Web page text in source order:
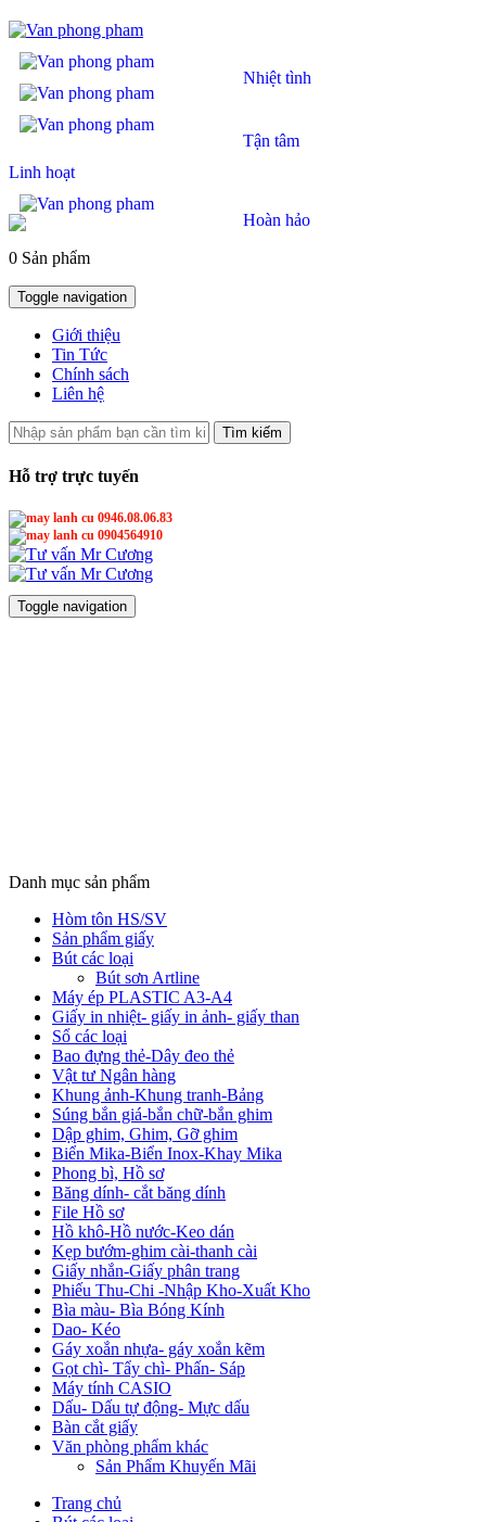
Nhiệt tình
Tận tâm
Linh hoạt
Hoàn hảo
0 Sản phẩm
Toggle navigation
Giới thiệu
Tin Tức
Chính sách
Liên hệ
Tìm kiếm
Hỗ trợ trực tuyến
0946.08.06.83
0904564910
Mr Cương
Mr Cương
Toggle navigation
Danh mục sản phẩm
Hòm tôn HS/SV
Sản phẩm giấy
Bút các loại
Bút sơn Artline
Máy ép PLASTIC A3-A4
Giấy in nhiệt- giấy in ảnh- giấy than
Sổ các loại
Bao đựng thẻ-Dây đeo thẻ
Vật tư Ngân hàng
Khung ảnh-Khung tranh-Bảng
Súng bắn giá-bắn chữ-bắn ghim
Dập ghim, Ghim, Gỡ ghim
Biển Mika-Biển Inox-Khay Mika
Phong bì, Hồ sơ
Băng dính- cắt băng dính
File Hồ sơ
Hồ khô-Hồ nước-Keo dán
Kẹp bướm-ghim cài-thanh cài
Giấy nhắn-Giấy phân trang
Phiếu Thu-Chi -Nhập Kho-Xuất Kho
Bìa màu- Bìa Bóng Kính
Dao- Kéo
Gáy xoắn nhựa- gáy xoắn kẽm
Gọt chì- Tẩy chì- Phấn- Sáp
Máy tính CASIO
Dấu- Dấu tự động- Mực dấu
Bàn cắt giấy
Văn phòng phẩm khác
Sản Phẩm Khuyến Mãi
Trang chủ